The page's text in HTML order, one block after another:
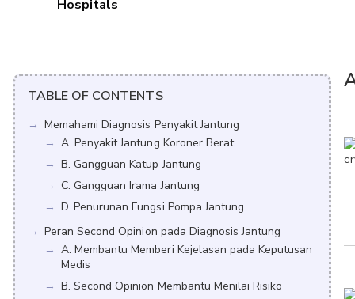
Hospitals
TABLE OF CONTENTS
Memahami Diagnosis Penyakit Jantung
A. Penyakit Jantung Koroner Berat
B. Gangguan Katup Jantung
C. Gangguan Irama Jantung
D. Penurunan Fungsi Pompa Jantung
Peran Second Opinion pada Diagnosis Jantung
A. Membantu Memberi Kejelasan pada Keputusan
Medis
B. Second Opinion Membantu Menilai Risiko